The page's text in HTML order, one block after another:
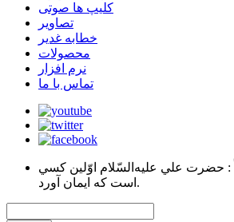
کلیپ ها صوتی
تصاویر
خطابه غدیر
محصولات
نرم افزار
تماس با ما
: حضرت علي عليه‌السّلام اوّلين كسي
است كه ايمان آورد.